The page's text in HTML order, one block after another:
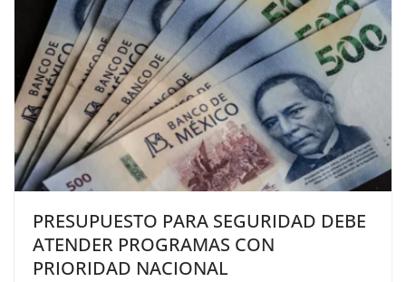
PRESUPUESTO PARA SEGURIDAD DEBE
ATENDER PROGRAMAS CON
PRIORIDAD NACIONAL